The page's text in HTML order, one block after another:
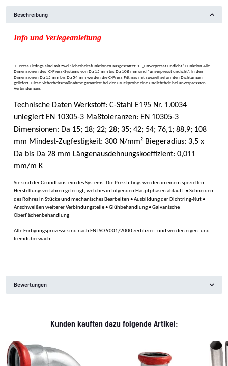
Beschreibung
Info und Verlegeanleitung
C-Press Fittings sind mit zwei Sicherheitsfunktionen ausgestattet: 1. „unverpresst undicht“ Funktion Alle
Dimensionen des C-Press-Systems von Da 15 mm bis Da 108 mm sind “unverpresst undicht“. In den
Dimensionen Da 15 mm bis Da 54 mm werden die C-Press Fittings mit speziell geformten Dichtungen
geliefert. Diese Sicherheitsmaßnahme garantiert bei der Druckprobe eine Undichtheit bei unverpressten
Verbindungen.
Technische Daten Werkstoff: C-Stahl E195 Nr. 1.0034
unlegiert EN 10305-3 Maßtoleranzen: EN 10305-3
Dimensionen: Da 15; 18; 22; 28; 35; 42; 54; 76,1; 88,9; 108
mm Mindest-Zugfestigkeit: 300 N/mm² Biegeradius: 3,5 x
Da bis Da 28 mm Längenausdehnungskoeffizient: 0,011
mm/m K
Sie sind der Grundbaustein des Systems. Die Pressfittings werden in einem speziellen
Herstellungsverfahren gefertigt, welches in folgenden Hauptphasen abläuft: • Schneiden
des Rohres in Stücke und mechanisches Bearbeiten • Ausbildung der Dichtring-Nut •
Anschweißen weiterer Verbindungsteile • Glühbehandlung • Galvanische
Oberflächenbehandlung
Alle Fertigungsprozesse sind nach EN ISO 9001/2000 zertifiziert und werden eigen- und
fremdüberwacht.
Bewertungen
Kunden kauften dazu folgende Artikel: